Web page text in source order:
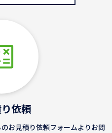
依頼
お見積り依頼フォームよりお問